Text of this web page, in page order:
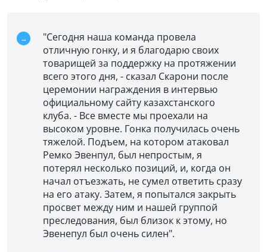
"Сегодня наша команда провела
отличную гонку, и я благодарю своих
товарищей за поддержку на протяжении
всего этого дня, - сказал Скарони после
церемонии награждения в интервью
официальному сайту казахстанского
клуба. - Все вместе мы проехали на
высоком уровне. Гонка получилась очень
тяжелой. Подъем, на котором атаковал
Ремко Эвенпул, был непростым, я
потерял несколько позиций, и, когда он
начал отъезжать, не сумел ответить сразу
на его атаку. Затем, я попытался закрыть
просвет между ним и нашей группой
преследования, был близок к этому, но
Эвенепул был очень силен".